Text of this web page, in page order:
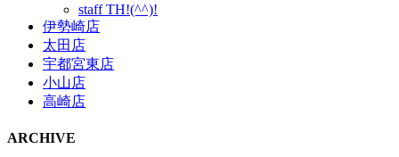
staff TH!(^^)!
伊勢崎店
太田店
宇都宮東店
小山店
高崎店
ARCHIVE